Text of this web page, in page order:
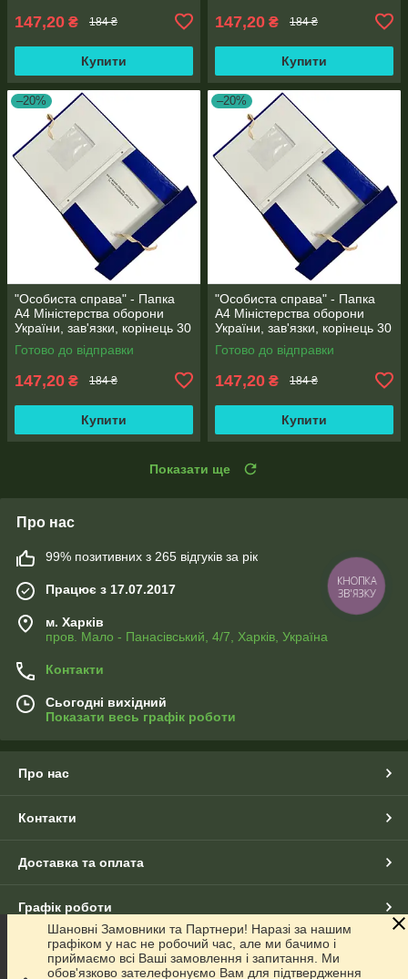
147,20 ₴ 184 ₴
Купити
147,20 ₴ 184 ₴
Купити
–20%
"Особиста справа" - Папка
А4 Міністерства оборони
України, зав'язки, корінець 30
мм, глянець PP-покриття
Готово до відправки
147,20 ₴ 184 ₴
Купити
–20%
"Особиста справа" - Папка
А4 Міністерства оборони
України, зав'язки, корінець 30
мм, матове PP-покриття
Готово до відправки
147,20 ₴ 184 ₴
Купити
Показати ще
Про нас
99% позитивних з 265 відгуків за рік
Працює з 17.07.2017
м. Харків
пров. Мало - Панасівський, 4/7, Харків, Україна
Контакти
Сьогодні вихідний
Показати весь графік роботи
Про нас
Контакти
Доставка та оплата
Графік роботи
Повна версія сайту
Шановні Замовники та Партнери! Наразі за нашим
графіком у нас не робочий час, але ми бачимо і
приймаємо всі Ваші замовлення і запитання. Ми
обов'язково зателефонуємо Вам для підтвердження
КНОПКА
ЗВ'ЯЗКУ